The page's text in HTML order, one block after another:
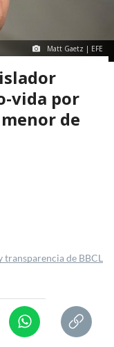
Matt Gaetz | EFE
vida por
de
transparencia de BBCL